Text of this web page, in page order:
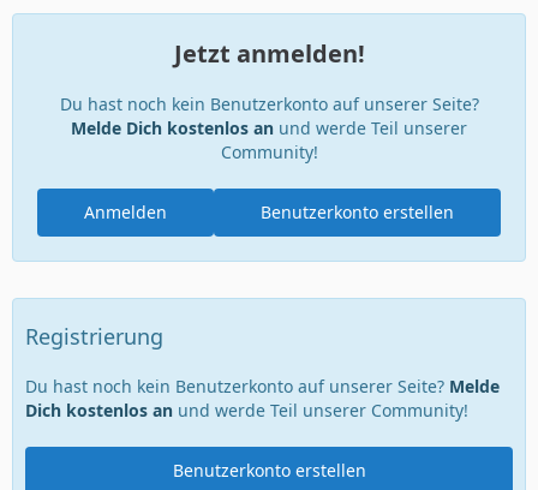
Jetzt anmelden!
Du hast noch kein Benutzerkonto auf unserer Seite?
Melde Dich kostenlos an und werde Teil unserer
Community!
Benutzerkonto erstellen
Anmelden
Registrierung
Du hast noch kein Benutzerkonto auf unserer Seite? Melde
Dich kostenlos an und werde Teil unserer Community!
Benutzerkonto erstellen